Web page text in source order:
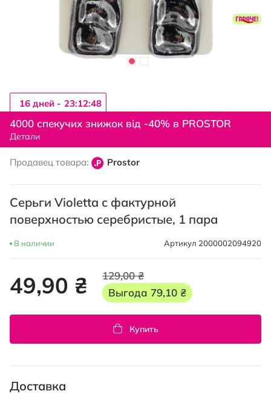
Перейти
к
началу
галереи
4000 спекучих знижок від -40% в PROSTOR
Детали
16 дней - 23:12:47
Продавец товара: Prostor
Серьги Violetta с фактурной
поверхностью серебристые, 1 пара
В наличии Артикул 2000002094920
49,90 ₴
129,00 ₴
Выгода 79,10 ₴
Купить
Доставка